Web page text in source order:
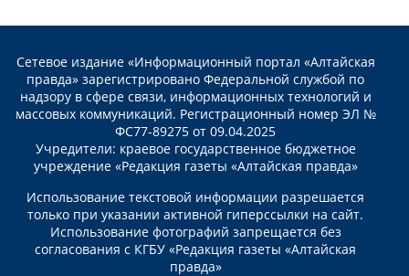
Сетевое издание «Информационный портал «Алтайская
правда» зарегистрировано Федеральной службой по
надзору в сфере связи, информационных технологий и
массовых коммуникаций. Регистрационный номер ЭЛ №
ФС77-89275 от 09.04.2025
Учредители: краевое государственное бюджетное
учреждение «Редакция газеты «Алтайская правда»
Использование текстовой информации разрешается
только при указании активной гиперссылки на сайт.
Использование фотографий запрещается без
согласования с КГБУ «Редакция газеты «Алтайская
правда»